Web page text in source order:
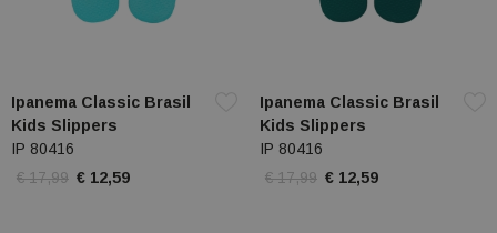
Ipanema Classic Brasil
Kids Slippers
IP 80416
€ 17,99 € 12,59
Ipanema Classic Brasil
Kids Slippers
IP 80416
€ 17,99 € 12,59